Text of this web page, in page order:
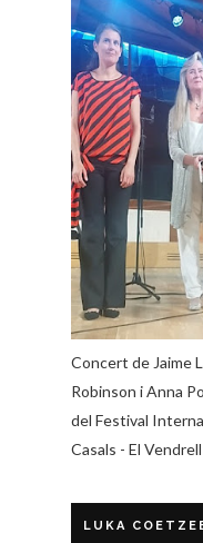
Concert de Jaime
Robinson i Anna
del Festival
Casals - El
LUKA